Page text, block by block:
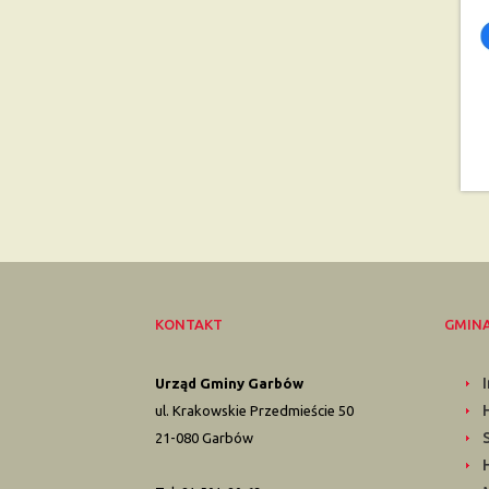
KONTAKT
Urząd Gminy Garbów
ul. Krakowskie Przedmieście 50
21-080 Garbów